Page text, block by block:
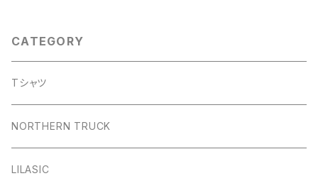
CATEGORY
Tシャツ
NORTHERN TRUCK
LILASIC